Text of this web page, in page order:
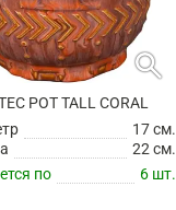
search
POT TALL CORAL
17 см.
22 см.
по
6 шт.